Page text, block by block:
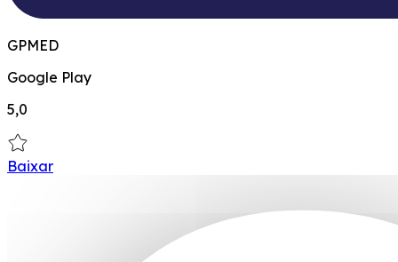
GPMED
Google Play
5,0
Baixar